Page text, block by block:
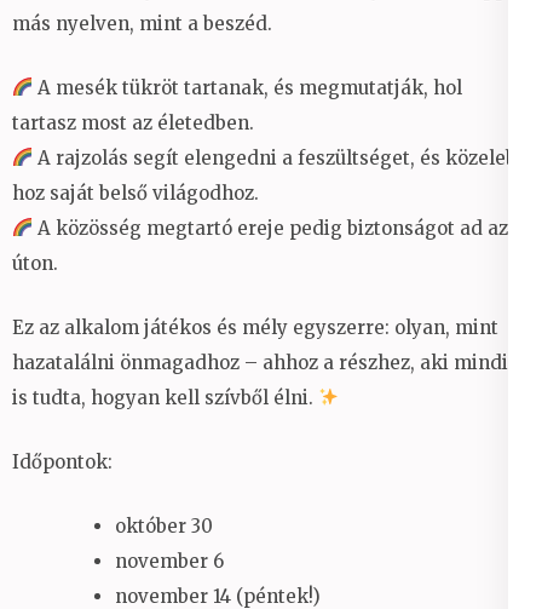
más nyelven, mint a beszéd.
A mesék tükröt tartanak, és megmutatják, hol
tartasz most az életedben.
A rajzolás segít elengedni a feszültséget, és közelebb
hoz saját belső világodhoz.
A közösség megtartó ereje pedig biztonságot ad az
úton.
Ez az alkalom játékos és mély egyszerre: olyan, mint
hazatalálni önmagadhoz – ahhoz a részhez, aki mindig
is tudta, hogyan kell szívből élni.
Időpontok:
október 30
november 6
november 14 (péntek!)